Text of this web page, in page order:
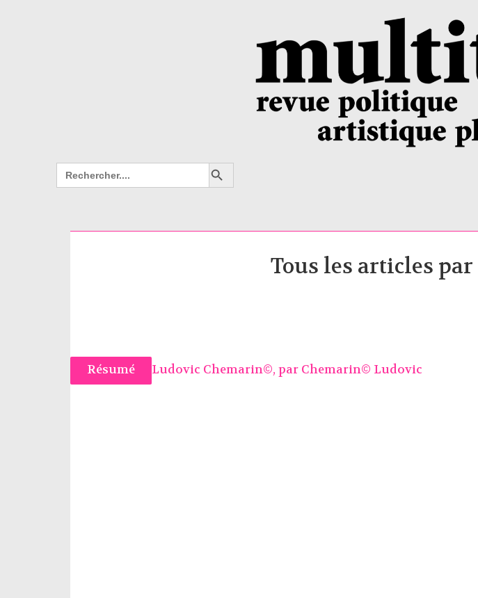
Search
for:
Search Button
Tous les articles par
Résumé Ludovic Chemarin©, par Chemarin© Ludovic